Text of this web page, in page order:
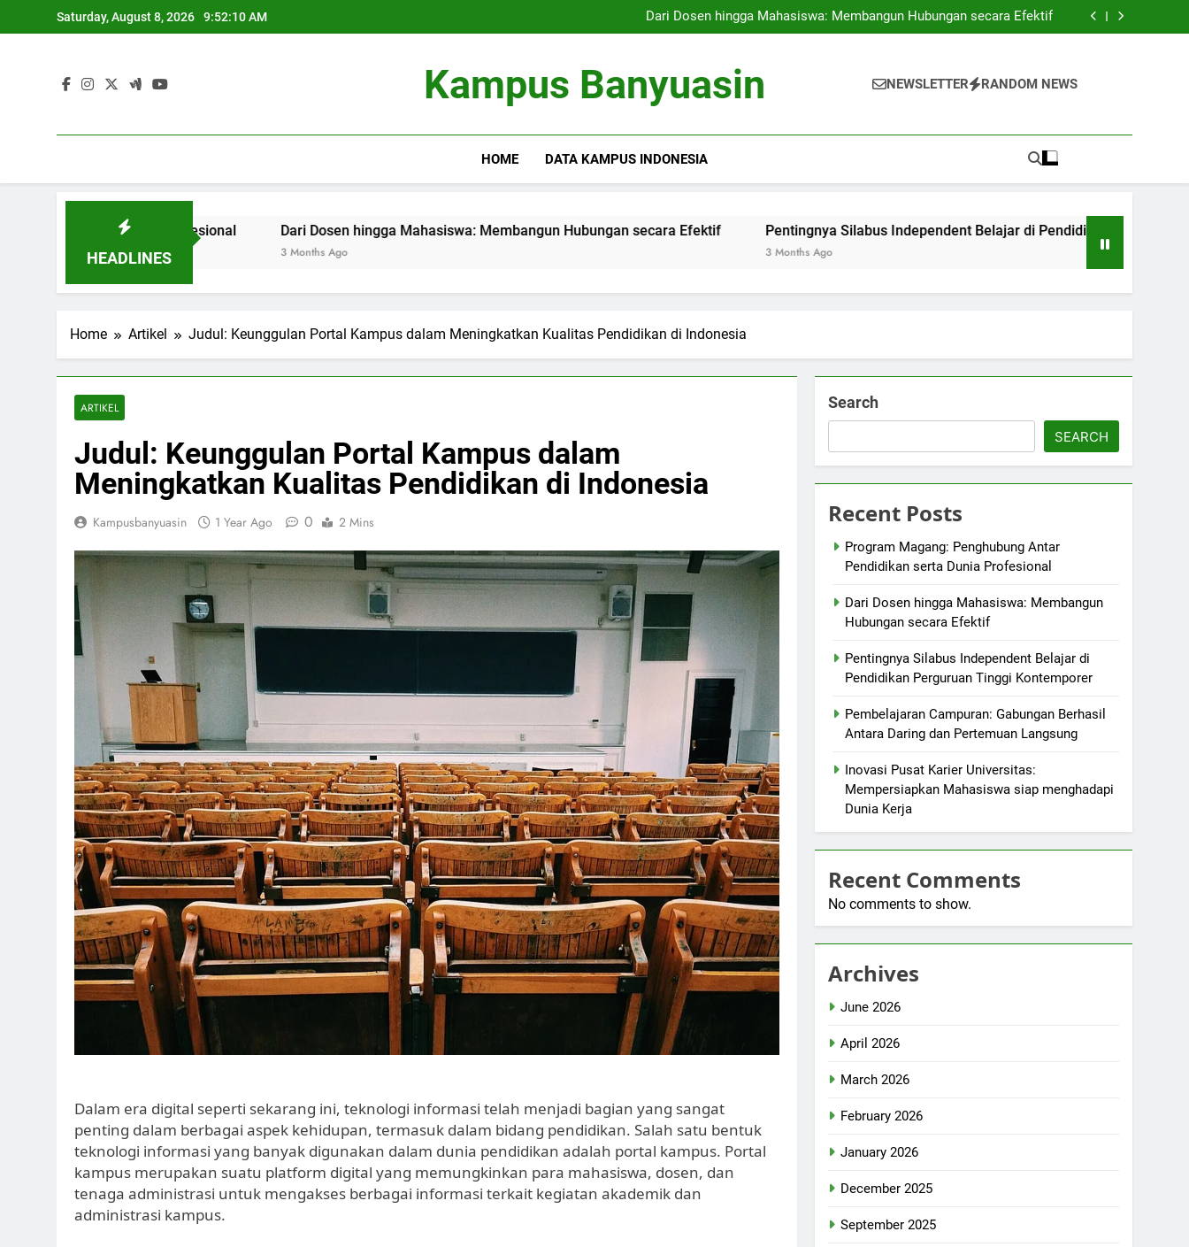
to
Saturday, August 8, 2026 9:52:10 AM
Dari Dosen hingga Mahasiswa: Membangun Hubungan secara Efektif
Pentingnya Silabus Independent Belajar di Pendidikan Perguruan Tinggi
Dari Dosen hingga Mahasiswa: Membangun Hubungan secara Efektif
Pentingnya Silabus Independent Belajar di Pendidikan Perguruan Tinggi
Kampus Banyuasin NEWSLETTER RANDOM NEWS
HOME DATA KAMPUS INDONESIA
HEADLINES
serta Dunia Profesional Dari Dosen hingga Mahasiswa: Membangun Hubungan secara Efektif
3 Months Ago
Pentingnya Silabus Independent Belajar di Pendidikan Perguruan Tinggi
3 Months Ago
Home Artikel Judul: Keunggulan Portal Kampus dalam Meningkatkan Kualitas Pendidikan di Indonesia
ARTIKEL
Judul: Keunggulan Portal Kampus dalam
Meningkatkan Kualitas Pendidikan di Indonesia
Kampusbanyuasin 1 Year Ago 0 2 Mins
Dalam era digital seperti sekarang ini, teknologi informasi telah menjadi bagian yang sangat
penting dalam berbagai aspek kehidupan, termasuk dalam bidang pendidikan. Salah satu bentuk
teknologi informasi yang banyak digunakan dalam dunia pendidikan adalah portal kampus. Portal
kampus merupakan suatu platform digital yang memungkinkan para mahasiswa, dosen, dan
tenaga administrasi untuk mengakses berbagai informasi terkait kegiatan akademik dan
administrasi kampus.
Search
SEARCH
Recent Posts
Program Magang: Penghubung Antar
Pendidikan serta Dunia Profesional
Dari Dosen hingga Mahasiswa: Membangun
Hubungan secara Efektif
Pentingnya Silabus Independent Belajar di
Pendidikan Perguruan Tinggi Kontemporer
Pembelajaran Campuran: Gabungan Berhasil
Antara Daring dan Pertemuan Langsung
Inovasi Pusat Karier Universitas:
Mempersiapkan Mahasiswa siap menghadapi
Dunia Kerja
Recent Comments
No comments to show.
Archives
June 2026
April 2026
March 2026
February 2026
January 2026
December 2025
September 2025